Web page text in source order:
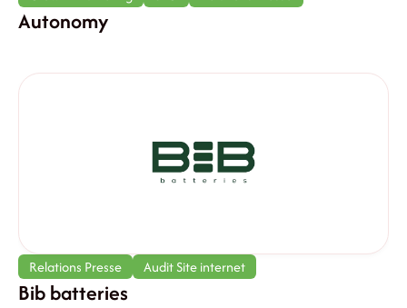
Autonomy
Relations Presse Audit Site internet
Bib batteries